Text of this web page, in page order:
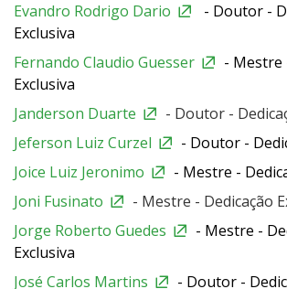
Evandro Rodrigo Dario
- Doutor -
Exclusiva
Fernando Claudio Guesser
- Mestre
Exclusiva
Janderson Duarte
- Doutor -
Jeferson Luiz Curzel
- Doutor -
Joice Luiz Jeronimo
- Mestre -
Joni Fusinato
- Mestre - Dedicação
Jorge Roberto Guedes
- Mestre -
Exclusiva
José Carlos Martins
- Doutor -